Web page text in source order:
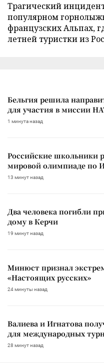
Трагический
популярном
французских Альпах,
летней туристки из
Бельгия решила
для участия в миссии
1 минута назад
Российские школьники
мировой олимпиаде по
13 минут назад
Два человека погибли
дому в Керчи
19 минут назад
Минюст признал
«Настоящих русских»
24 минуты назад
Валиева и Игнатова
для международных
28 минут назад